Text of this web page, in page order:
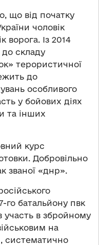
що від початку
чоловік
ворога. Із 2014
складу
терористичної
до
особливого
у бойових діях
та інших
курс
Добровільно
званої «днр».
го батальйону пвк
участь в збройному
на
систематично